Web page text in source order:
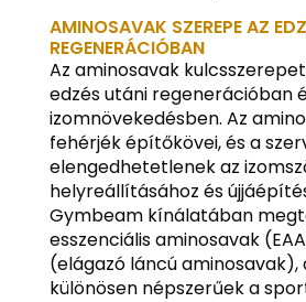
AMINOSAVAK SZEREPE AZ
REGENERÁCIÓBAN
Az aminosavak
edzés utáni regenerációban
izomnövekedésben. Az
fehérjék építőkövei, és a
elengedhetetlenek az
helyreállításához és
Gymbeam kínálatában
esszenciális aminosavak
(elágazó láncú aminosavak),
különösen népszerűek a